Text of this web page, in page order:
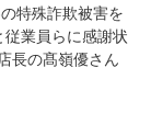
特殊詐欺被害を
業員らに感謝状
長の髙嶺優さん